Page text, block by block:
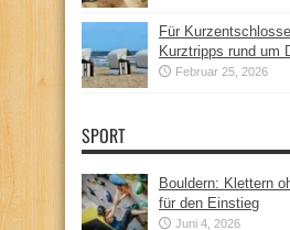
Für
Kurztripps rund um
Februar 25, 2026
SPORT
Bouldern: Klettern
für den Einstieg
Juni 4, 2026